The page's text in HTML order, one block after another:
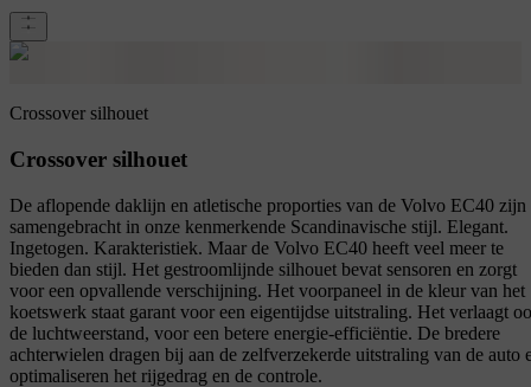
Crossover silhouet
Crossover silhouet
De aflopende daklijn en atletische proporties van de Volvo EC40 zijn
samengebracht in onze kenmerkende Scandinavische stijl. Elegant.
Ingetogen. Karakteristiek. Maar de Volvo EC40 heeft veel meer te
bieden dan stijl. Het gestroomlijnde silhouet bevat sensoren en zorgt
voor een opvallende verschijning. Het voorpaneel in de kleur van het
koetswerk staat garant voor een eigentijdse uitstraling. Het verlaagt
de luchtweerstand, voor een betere energie-efficiëntie. De bredere
achterwielen dragen bij aan de zelfverzekerde uitstraling van de auto
optimaliseren het rijgedrag en de controle.